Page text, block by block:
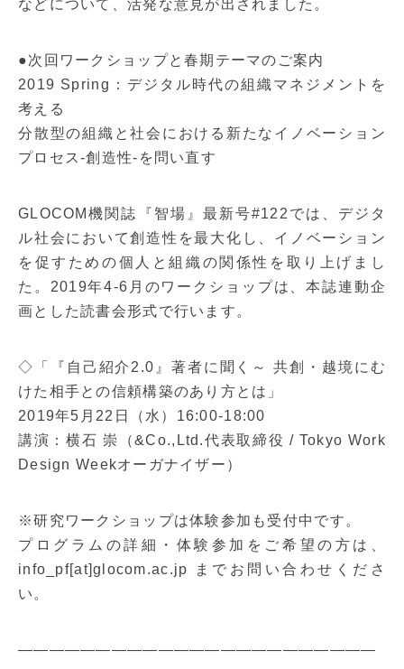
などについて、活発な意見が出されました。
●次回ワークショップと春期テーマのご案内
2019 Spring：デジタル時代の組織マネジメントを
考える
分散型の組織と社会における新たなイノベーション
プロセス-創造性-を問い直す
GLOCOM機関誌『智場』最新号#122では、デジタ
ル社会において創造性を最大化し、イノベーション
を促すための個人と組織の関係性を取り上げまし
た。2019年4-6月のワークショップは、本誌連動企
画とした読書会形式で行います。
◇「『自己紹介2.0』著者に聞く～ 共創・越境にむ
けた相手との信頼構築のあり方とは」
2019年5月22日（水）16:00-18:00
講演：横石 崇（&Co.,Ltd.代表取締役 / Tokyo Work
Design Weekオーガナイザー）
※研究ワークショップは体験参加も受付中です。
プログラムの詳細・体験参加をご希望の方は、
info_pf[at]glocom.ac.jp までお問い合わせくださ
い。
———————————————————————